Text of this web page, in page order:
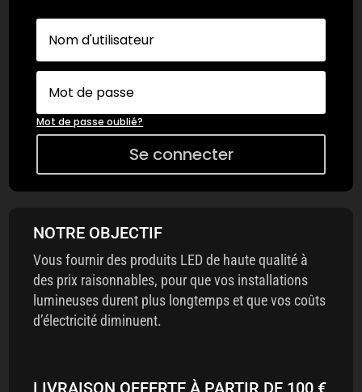
Mot de passe oublié?
Se connecter
NOTRE OBJECTIF
Vous fournir des produits LED de haute qualité à
des prix raisonnables, pour que vos installations
lumineuses durent plus longtemps et que vos coûts
d’électricité diminuent.